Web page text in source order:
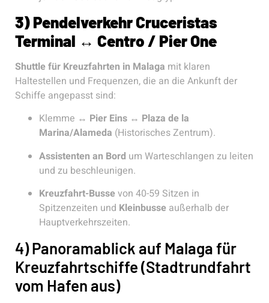
3) Pendelverkehr Cruceristas
Terminal ↔ Centro / Pier One
Shuttle für Kreuzfahrten in Malaga mit klaren
Haltestellen und Frequenzen, die an die Ankunft der
Schiffe angepasst sind:
Klemme ↔ Pier Eins ↔ Plaza de la
Marina/Alameda (Historisches Zentrum).
Assistenten an Bord um Warteschlangen zu leiten
und zu beschleunigen.
Kreuzfahrt-Busse von 40-59 Sitzen in
Spitzenzeiten und Kleinbusse außerhalb der
Hauptverkehrszeiten.
4) Panoramablick auf Malaga für
Kreuzfahrtschiffe (Stadtrundfahrt
vom Hafen aus)